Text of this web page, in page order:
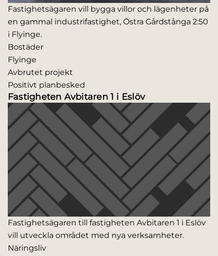
Fastighetsägaren vill bygga villor och lägenheter på
en gammal industrifastighet, Östra Gårdstånga 2:50
i Flyinge.
Bostäder
Flyinge
Avbrutet projekt
Positivt planbesked
Fastigheten Avbitaren 1 i Eslöv
Fastighetsägaren till fastigheten Avbitaren 1 i Eslöv
vill utveckla området med nya verksamheter.
Näringsliv